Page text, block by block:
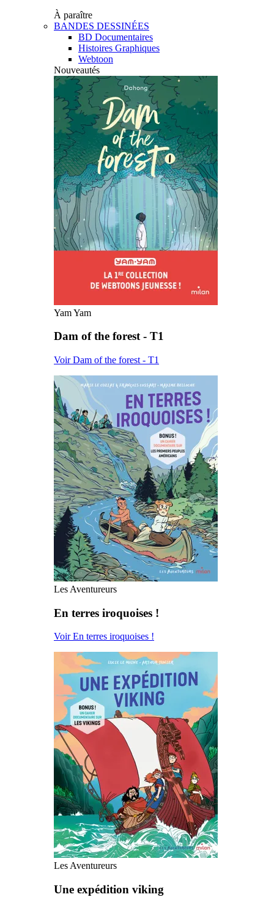
À paraître
BANDES DESSINÉES
BD Documentaires
Histoires Graphiques
Webtoon
Nouveautés
Yam Yam
Dam of the forest - T1
Voir Dam of the forest - T1
Les Aventureurs
En terres iroquoises !
Voir En terres iroquoises !
Les Aventureurs
Une expédition viking